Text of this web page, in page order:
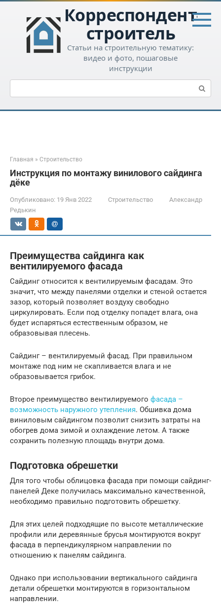
Перейти
контенту
Корреспондент-
строитель
Статьи на строительную тематику:
видео и фото, пошаговые
инструкции
Поиск:
Главная » Строительство
Инструкция по монтажу винилового сайдинга
дёке
Опубликовано: 19 Янв 2022 Строительство
Александр
Редькин
Преимущества сайдинга как
вентилируемого фасада
Сайдинг относится к вентилируемым фасадам. Это
значит, что между панелями отделки и стеной остается
зазор, который позволяет воздуху свободно
циркулировать. Если под отделку попадет влага, она
будет испаряться естественным образом, не
образовывая плесень.
Сайдинг – вентилируемый фасад. При правильном
монтаже под ним не скапливается влага и не
образовывается грибок.
Второе преимущество вентилируемого фасада –
возможность наружного утепления. Обшивка дома
виниловым сайдингом позволит снизить затраты на
обогрев дома зимой и охлаждение летом. А также
сохранить полезную площадь внутри дома.
Подготовка обрешетки
Для того чтобы облицовка фасада при помощи сайдинг-
панелей Деке получилась максимально качественной,
необходимо правильно подготовить обрешетку.
Для этих целей подходящие по высоте металлические
профили или деревянные брусья монтируются вокруг
фасада в перпендикулярном направлении по
отношению к панелям сайдинга.
Однако при использовании вертикального сайдинга
детали обрешетки монтируются в горизонтальном
направлении.